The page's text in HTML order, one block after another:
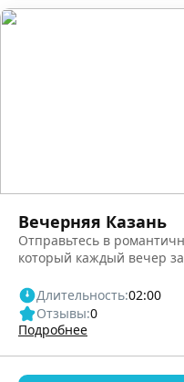
Вечерняя Казань
Отправьтесь в
который каждый вечер
Длительность:02:00
Отзывы:0
Подробнее